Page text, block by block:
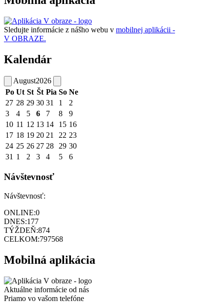
Sledujte informácie z nášho webu v mobilnej aplikácii -
V OBRAZE.
Kalendár
August2026
Po Ut St Št Pia So Ne
27 28 29 30 31 1
2
3
4 5 6 7 8
9
10 11 12 13 14 15 16
17 18 19 20 21 22 23
24 25 26 27 28 29 30
31 1 2 3 4 5 6
Návštevnosť
Návštevnosť:
ONLINE:0
DNES:177
TÝŽDEŇ:874
CELKOM:797568
Mobilná aplikácia
Aktuálne informácie od nás
Priamo vo vašom telefóne